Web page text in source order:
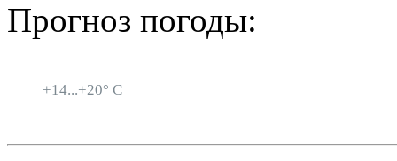
Прогноз погоды:
+14...+20° C